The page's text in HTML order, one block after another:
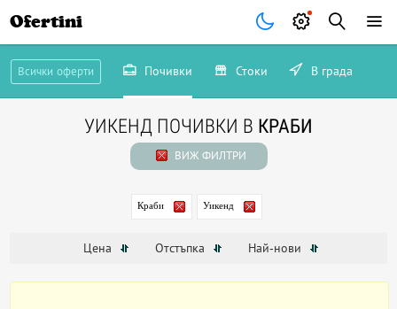
Ofertini
Всички оферти Почивки Стоки В града
УИКЕНД ПОЧИВКИ В КРАБИ
ВИЖ ФИЛТРИ
Краби Уикенд
Цена Отстъпка Най-нови